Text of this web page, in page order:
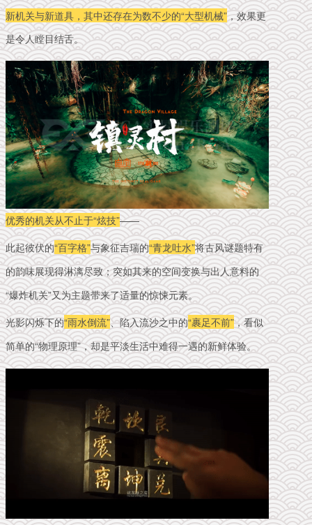
新机关与新道具，其中还存在为数不少的“大型机械”，效果更
是令人瞠目结舌。
优秀的机关从不止于“炫技”——
此起彼伏的“百字格”与象征吉瑞的“青龙吐水”将古风谜题特有
的韵味展现得淋漓尽致；突如其来的空间变换与出人意料的
“爆炸机关”又为主题带来了适量的惊悚元素。
光影闪烁下的“雨水倒流”、陷入流沙之中的“裹足不前”，看似
简单的“物理原理”，却是平淡生活中难得一遇的新鲜体验。